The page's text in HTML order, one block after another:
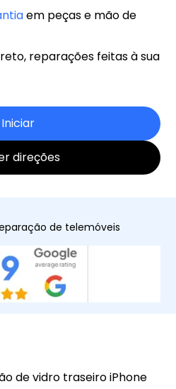
em peças e mão de
reparações feitas à sua
Iniciar
direções
de telemóveis
de vidro traseiro iPhone